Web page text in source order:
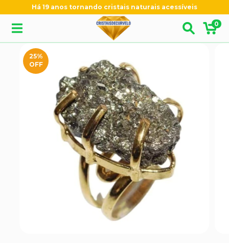
Há 19 anos tornando cristais naturais acessíveis
0
25%
OFF